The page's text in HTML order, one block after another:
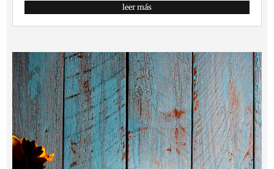
leer más